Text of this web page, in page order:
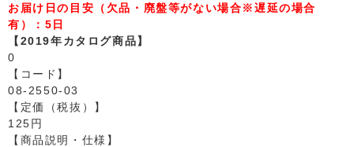
お届け日の目安（欠品・廃盤等がない場合※遅延の場合
有）：5日
【2019年カタログ商品】
0
【コード】
08-2550-03
【定価（税抜）】
125円
【商品説明・仕様】